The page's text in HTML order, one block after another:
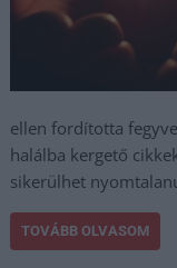
ellen fordította
halálba kergető
sikerülhet
TOVÁBB OLVASOM